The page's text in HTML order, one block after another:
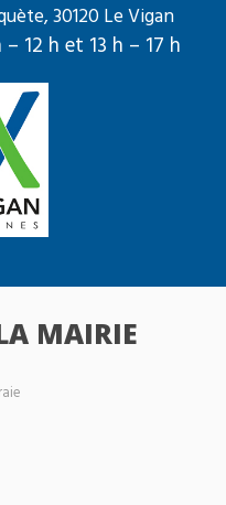
30120 Le Vigan
12 h et 13 h – 17 h
MAIRIE